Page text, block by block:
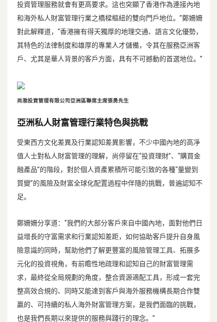
投資管理服務就會有更高要求。這也突顯了香港作為連接內地
和海外私人財富管理行業之橋樑樞紐的雙向門戶地位。”鄭姍姍
對此解釋道，“香港擁有得天獨厚的地理交通、語言文化優勢，
其特色的法律制度和雄厚的專業人才儲備，令其在服務亞洲客
戶、尤其是華人背景的客戶方面，具有不可撼動的首選地位。”
尚渤投資管理有限公司亞洲區聯席主席張勇先生
亞洲私人財富管理行業特色與挑戰
受東西方文化差異及行業認知差異影響，不少中國內地的高凈
值人士對私人財富管理的理解，尚停留在“投資理財”、“購買金
融產品”的階段，對於個人資產累積所可能引致的各種“量變到
質變”的風險及財富全球化配置過程中伴隨的挑戰，普遍認知不
足。
鄭姍姍分享道：“我們的大部分客戶來自中國內地，面對他們日
益增長的守富需求和行業認知差距，如何協助客戶提升自身風
險意識的同時，幫助他們了解更豐富的風險管理工具、拓展多
元化的投資視角，有前瞻性地疏理和認知自己的財富管理需
求，最終從全局規劃的角度，整合資源適配工具，形成一套完
整高效合規的、同時又能達到客戶與海外服務機構長期合作雙
贏的、可持續的私人海外財富管理方案，是我們面臨的挑戰，
也是我們長期以來提供的服務與踐行的理念。”